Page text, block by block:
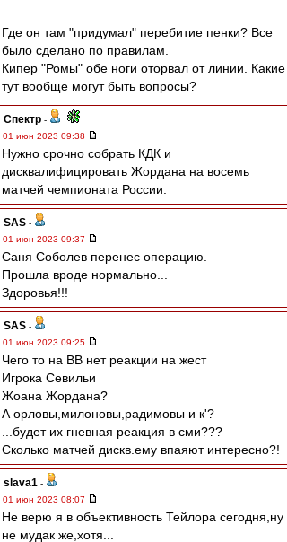
Где он там "придумал" перебитие пенки? Все
было сделано по правилам.
Кипер "Ромы" обе ноги оторвал от линии. Какие
тут вообще могут быть вопросы?
Спектр -
01 июн 2023 09:38
Нужно срочно собрать КДК и
дисквалифицировать Жордана на восемь
матчей чемпионата России.
SAS -
01 июн 2023 09:37
Саня Соболев перенес операцию.
Прошла вроде нормально...
Здоровья!!!
SAS -
01 июн 2023 09:25
Чего то на ВВ нет реакции на жест
Игрока Севильи
Жоана Жордана?
А орловы,милоновы,радимовы и к'?
...будет их гневная реакция в сми???
Сколько матчей дискв.ему впаяют интересно?!
slava1 -
01 июн 2023 08:07
Не верю я в объективность Тейлора сегодня,ну
не мудак же,хотя...